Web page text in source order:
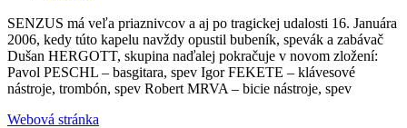
SENZUS má veľa priaznivcov a aj po tragickej udalosti 16. Januára
2006, kedy túto kapelu navždy opustil bubeník, spevák a zabávač
Dušan HERGOTT, skupina naďalej pokračuje v novom zložení:
Pavol PESCHL – basgitara, spev Igor FEKETE – klávesové
nástroje, trombón, spev Robert MRVA – bicie nástroje, spev
Webová stránka